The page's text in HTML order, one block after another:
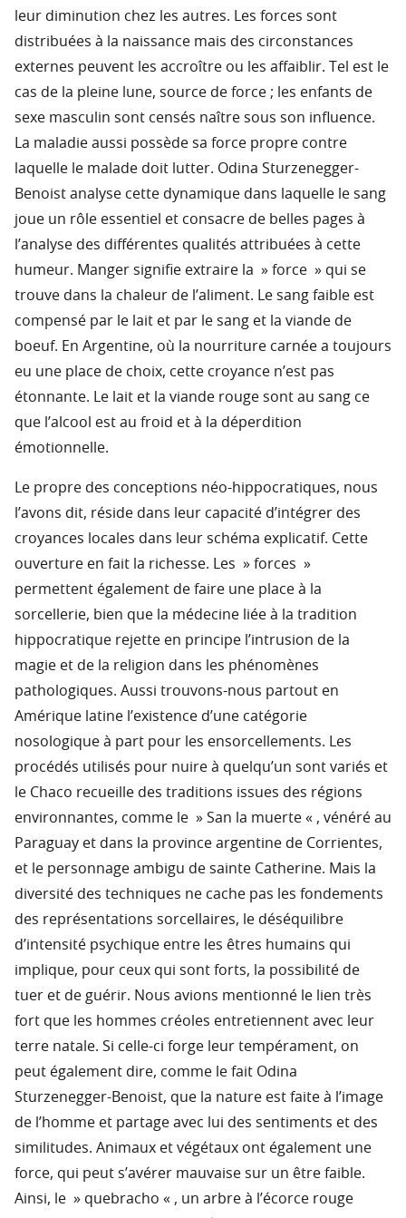
leur diminution chez les autres. Les forces sont
distribuées à la naissance mais des circonstances
externes peuvent les accroître ou les affaiblir. Tel est le
cas de la pleine lune, source de force ; les enfants de
sexe masculin sont censés naître sous son influence.
La maladie aussi possède sa force propre contre
laquelle le malade doit lutter. Odina Sturzenegger-
Benoist analyse cette dynamique dans laquelle le sang
joue un rôle essentiel et consacre de belles pages à
l’analyse des différentes qualités attribuées à cette
humeur. Manger signifie extraire la » force » qui se
trouve dans la chaleur de l’aliment. Le sang faible est
compensé par le lait et par le sang et la viande de
boeuf. En Argentine, où la nourriture carnée a toujours
eu une place de choix, cette croyance n’est pas
étonnante. Le lait et la viande rouge sont au sang ce
que l’alcool est au froid et à la déperdition
émotionnelle.
Le propre des conceptions néo-hippocratiques, nous
l’avons dit, réside dans leur capacité d’intégrer des
croyances locales dans leur schéma explicatif. Cette
ouverture en fait la richesse. Les » forces »
permettent également de faire une place à la
sorcellerie, bien que la médecine liée à la tradition
hippocratique rejette en principe l’intrusion de la
magie et de la religion dans les phénomènes
pathologiques. Aussi trouvons-nous partout en
Amérique latine l’existence d’une catégorie
nosologique à part pour les ensorcellements. Les
procédés utilisés pour nuire à quelqu’un sont variés et
le Chaco recueille des traditions issues des régions
environnantes, comme le » San la muerte « , vénéré au
Paraguay et dans la province argentine de Corrientes,
et le personnage ambigu de sainte Catherine. Mais la
diversité des techniques ne cache pas les fondements
des représentations sorcellaires, le déséquilibre
d’intensité psychique entre les êtres humains qui
implique, pour ceux qui sont forts, la possibilité de
tuer et de guérir. Nous avions mentionné le lien très
fort que les hommes créoles entretiennent avec leur
terre natale. Si celle-ci forge leur tempérament, on
peut également dire, comme le fait Odina
Sturzenegger-Benoist, que la nature est faite à l’image
de l’homme et partage avec lui des sentiments et des
similitudes. Animaux et végétaux ont également une
force, qui peut s’avérer mauvaise sur un être faible.
Ainsi, le » quebracho « , un arbre à l’écorce rouge